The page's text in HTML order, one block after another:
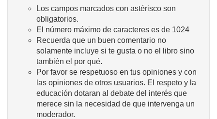
Los campos marcados con astérisco son
obligatorios.
El número máximo de caracteres es de 1024
Recuerda que un buen comentario no
solamente incluye si te gusta o no el libro sino
también el por qué.
Por favor se respetuoso en tus opiniones y con
las opiniones de otros usuarios. El respeto y la
educación dotaran al debate del interés que
merece sin la necesidad de que intervenga un
moderador.